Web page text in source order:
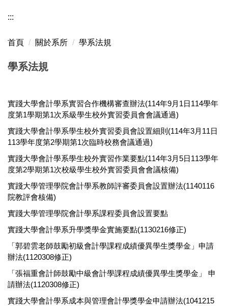
:::
首頁 關於系所 學系法規
學系法規
實踐大學會計學系實習合作機構審查辦法(114年9月1日114學年
度第1學期第1次系級學生校外實習委員會會議通過)
實踐大學會計學系學生校外實習委員會設置細則(114年3月11日
113學年度第2學期第1次臨時校務會議通過)
實踐大學會計學系學生校外實習作業要點(114年3月5日113學年
度第2學期第1次校級學生校外實習委員會會議核備)
實踐大學管理學院會計學系教師評審委員會設置辦法(1140116
院教評會核備)
實踐大學管理學院會計學系課程委員會設置要點
實踐大學會計學系升學獎學金實施要點(1130216修正)
「郭碧雲老師鼓勵初級會計學課程成績優異學生獎學金」申請
辦法(1120308修正)
「張福重會計師鼓勵中級會計學課程成績優異學生獎學金」 申
請辦法(1120308修正)
實踐大學會計學系成本與管理會計學獎學金申請辦法(1041215